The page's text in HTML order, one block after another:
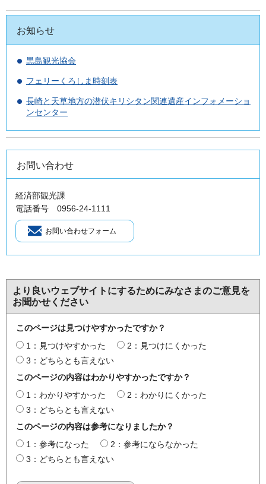
お知らせ
黒島観光協会
フェリーくろしま時刻表
長崎と天草地方の潜伏キリシタン関連遺産インフォメーショ
ンセンター
お問い合わせ
経済部観光課
電話番号 0956-24-1111
より良いウェブサイトにするためにみなさまのご意見を
お聞かせください
このページは見つけやすかったですか？
1：見つけやすかった
2：見つけにくかった
3：どちらとも言えない
このページの内容はわかりやすかったですか？
1：わかりやすかった
2：わかりにくかった
3：どちらとも言えない
このページの内容は参考になりましたか？
1：参考になった
2：参考にならなかった
3：どちらとも言えない